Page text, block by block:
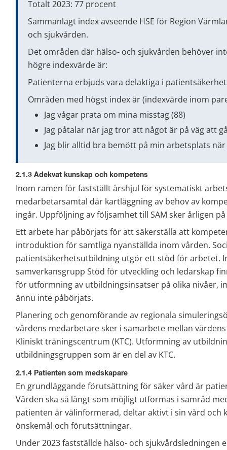
Totalt 2023: 77 procent
Sammanlagt index avseende HSE för Region
och sjukvården.
Det områden där hälso- och sjukvården behöver
högre indexvärde är:
Patienterna erbjuds vara delaktiga i
Områden med högst index är (indexvärde inom
Jag vågar prata om mina misstag (88)
Jag påtalar när jag tror att något är på väg att
Jag blir alltid bra bemött på min arbetsplats
2.1.3 Adekvat kunskap och kompetens
Inom ramen för fastställt årshjul för systematiskt
medarbetarsamtal där kartläggning av behov av
ingår. Uppföljning av följsamhet till SAM sker årligen
Ett arbete har påbörjats för att säkerställa att
introduktion för samtliga nyanställda inom vården.
patientsäkerhetsutbildning utgör ett stöd för arbetet.
samverkansgrupp Stöd för utveckling och ledarskap
för utformning av utbildningsinsatser på olika nivåer,
ännu inte påbörjats.
Planering och genomförande av regionala
vårdens medarbetare sker i samarbete mellan
Kliniskt träningscentrum (KTC). Utformning av
utbildningsgruppen som är en del av KTC.
2.1.4 Patienten som medskapare
En grundläggande förutsättning för säker vård är
Vården ska så långt som möjligt utformas i samråd
patienten är välinformerad, deltar aktivt i sin vård och
önskemål och förutsättningar.
Under 2023 fastställde hälso- och sjukvårdsledningen